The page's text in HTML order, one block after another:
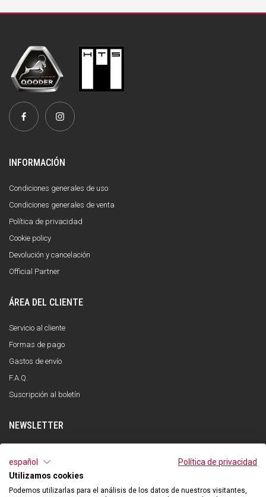
INFORMACIÓN
Condiciones generales de uso
Condiciones generales de venta
Política de privacidad
Cookie policy
Devolución y cancelación
Official Partner
ÁREA DEL CLIENTE
Servicio al cliente
Formas de pago
Gastos de envío
F.A.Q.
Suscripción al boletín
NEWSLETTER
INSCRÍBETE
He leído y entendido la política de privacidad y acepto el tratamiento de mis
de acuerdo con lo indicado en la política de privacidad.
español
Política de privacidad
Utilizamos cookies
Podemos utilizarlas para el análisis de los datos de nuestros visitantes,